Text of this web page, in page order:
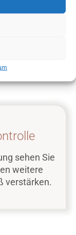
bevor
Bei Bedarf
sehen Sie
weitere
verstärken.